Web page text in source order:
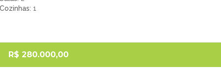
Cozinhas 1
R$ 280.000,00